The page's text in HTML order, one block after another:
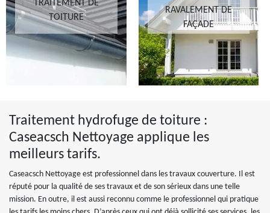
TRAITEMENT DE
TOITURE
RAVALEMENT DE
FAÇADE
Traitement hydrofuge de toiture :
Caseacsch Nettoyage applique les
meilleurs tarifs.
Caseacsch Nettoyage est professionnel dans les travaux couverture. Il est
réputé pour la qualité de ses travaux et de son sérieux dans une telle
mission. En outre, il est aussi reconnu comme le professionnel qui pratique